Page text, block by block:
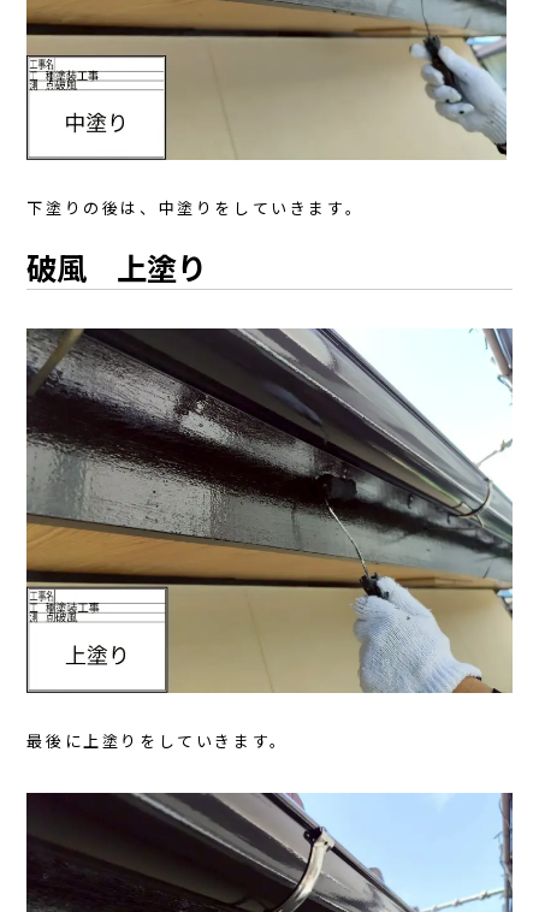
下塗りの後は、中塗りをしていきます。
破風 上塗り
最後に上塗りをしていきます。